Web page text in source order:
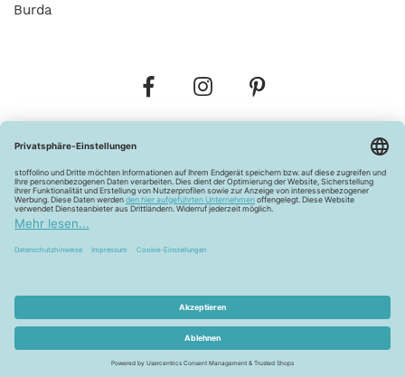
Burda
Widerrufsbelehrung Vertrag widerrufen
Barrierefreiheitserklärung
Pflegehinweise